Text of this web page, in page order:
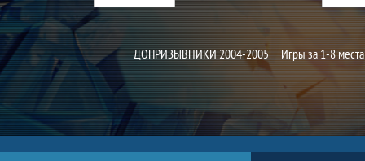
ДОПРИЗЫВНИКИ 2004-2005 Игры за 1-8 места